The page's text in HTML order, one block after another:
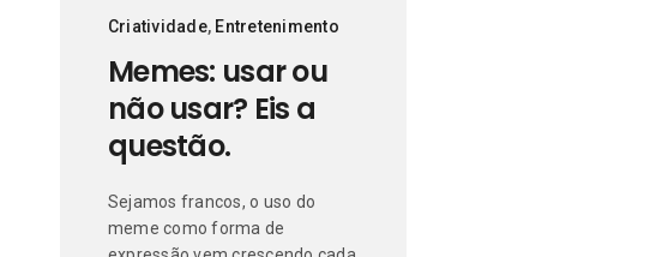
Criatividade, Entretenimento
Memes: usar ou
não usar? Eis a
questão.
Sejamos francos, o uso do
meme como forma de